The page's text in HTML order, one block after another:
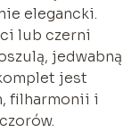
elegancki.
lub czerni
jedwabną
jest
filharmonii i